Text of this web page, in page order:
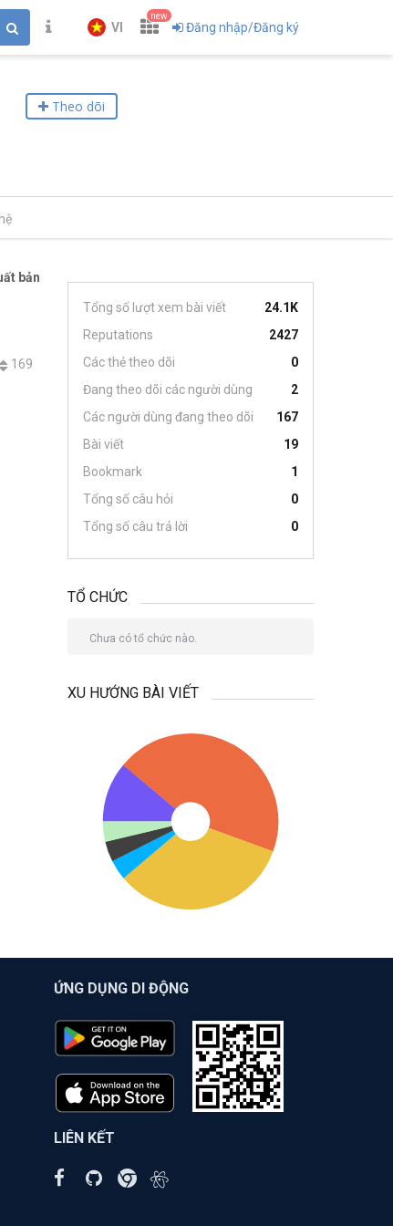
VI
new
Đăng nhập/Đăng ký
Theo dõi
bản
169
Tổng số lượt xem bài viết
24.1K
Reputations
2427
Các thẻ theo dõi
0
Đang theo dõi các người dùng
2
Các người dùng đang theo dõi
167
Bài viết
19
Bookmark
1
Tổng số câu hỏi
0
Tổng số câu trả lời
0
TỔ CHỨC
Chưa có tổ chức nào.
XU HƯỚNG BÀI VIẾT
ỨNG DỤNG DI ĐỘNG
LIÊN KẾT